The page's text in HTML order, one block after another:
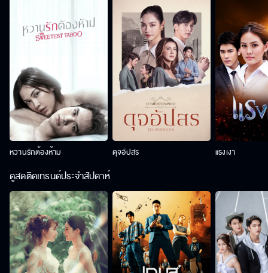
หวานรักต้องห้าม ดุจอัปสร แรงเงา
ดูสดติดเทรนด์ประจำสัปดาห์